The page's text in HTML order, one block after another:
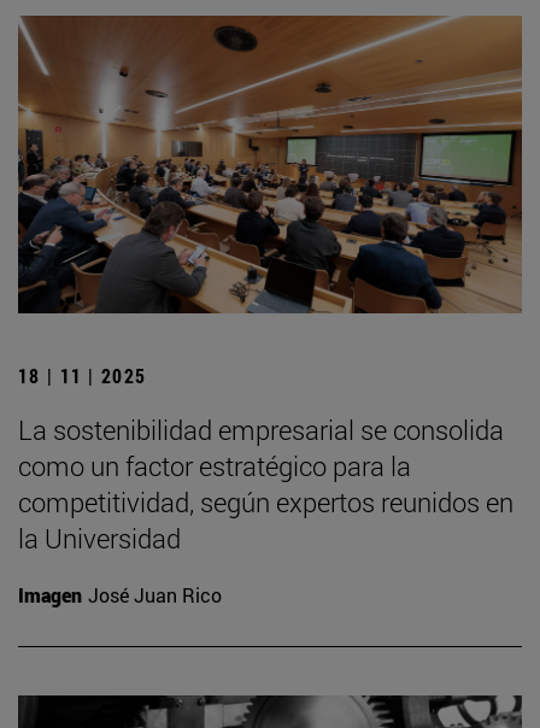
18 | 11 | 2025
La sostenibilidad empresarial se consolida
como un factor estratégico para la
competitividad, según expertos reunidos en
la Universidad
Imagen José Juan Rico